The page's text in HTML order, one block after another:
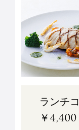
ランチ
￥